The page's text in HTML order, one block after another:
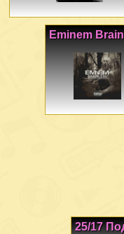
Eminem
25/17